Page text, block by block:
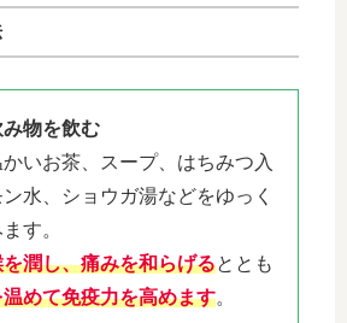
物を飲む
いお茶、スープ、はちみつ入
ン水、ショウガ湯などをゆっく
す。
を潤し、痛みを和らげるととも
めて免疫力を高めます。